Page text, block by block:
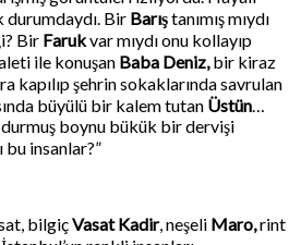
durumdaydı. Bir Barıştanımış mıydı
Bir Farukvar mıydı onu kollayıp
ile konuşan Baba Deniz,bir kiraz
kapılıp şehrin sokaklarında savrulan
büyülü bir kalem tutan Üstün…
durmuş boynu bükük bir dervişi
bu insanlar?”
bilgiçVasat Kadir, neşeli Maro,rint